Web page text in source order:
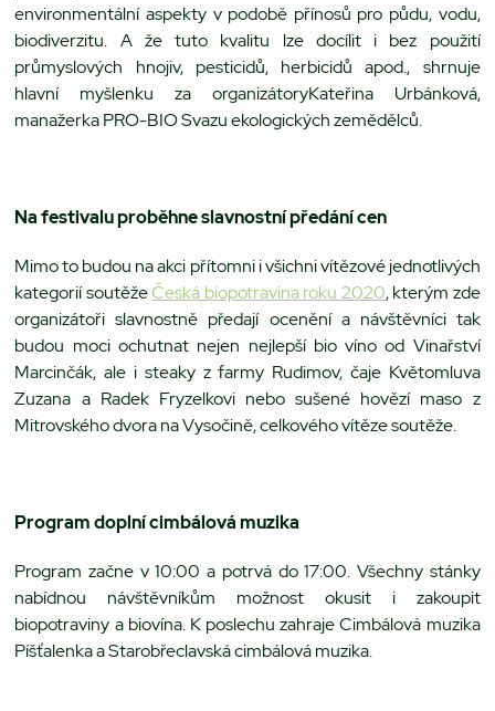
environmentální aspekty v podobě přínosů pro půdu, vodu,
biodiverzitu. A že tuto kvalitu lze docílit i bez použití
průmyslových hnojiv, pesticidů, herbicidů apod., shrnuje
hlavní myšlenku za organizátoryKateřina Urbánková,
manažerka PRO-BIO Svazu ekologických zemědělců.
Na festivalu proběhne slavnostní předání cen
Mimo to budou na akci přítomni i všichni vítězové jednotlivých
kategorií soutěžeČeská biopotravina roku 2020, kterým zde
organizátoři slavnostně předají ocenění a návštěvníci tak
budou moci ochutnat nejen nejlepší bio víno od Vinařství
Marcinčák, ale i steaky z farmy Rudimov, čaje Květomluva
Zuzana a Radek Fryzelkovi nebo sušené hovězí maso z
Mitrovského dvora na Vysočině, celkového vítěze soutěže.
Program doplní cimbálová muzika
Program začne v 10:00 a potrvá do 17:00. Všechny stánky
nabídnou návštěvníkům možnost okusit i zakoupit
biopotraviny a biovína. K poslechu zahraje Cimbálová muzika
Píšťalenka a Starobřeclavská cimbálová muzika.